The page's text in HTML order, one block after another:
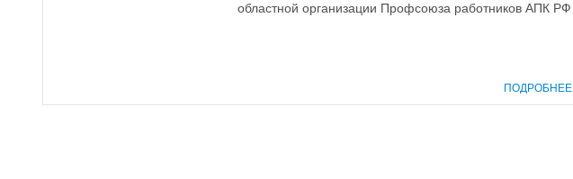
областной организации Профсоюза работников АПК РФ
ПОДРОБНЕЕ